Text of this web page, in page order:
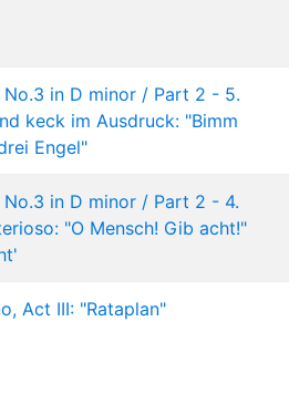
No.3 in D minor / Part 2 - 5.
keck im Ausdruck: "Bimm
Engel"
No.3 in D minor / Part 2 - 4.
"O Mensch! Gib acht!"
Act III: "Rataplan"